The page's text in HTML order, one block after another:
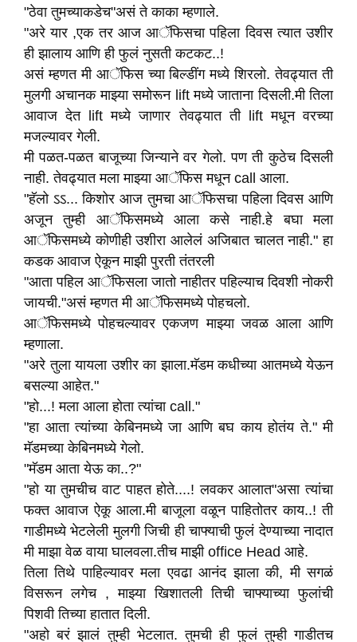
"ठेवा तुमच्याकडेच"असं ते काका म्हणाले.
"अरे यार ,एक तर आज आॅफिसचा पहिला दिवस त्यात उशीर
ही झालाय आणि ही फुलं नुसती कटकट..!
असं म्हणत मी आॅफिस च्या बिल्डींग मध्ये शिरलो. तेवढ्यात ती
मुलगी अचानक माझ्या समोरून lift मध्ये जाताना दिसली.मी तिला
आवाज देत lift मध्ये जाणार तेवढ्यात ती lift मधून वरच्या
मजल्यावर गेली.
मी पळत-पळत बाजूच्या जिन्याने वर गेलो. पण ती कुठेच दिसली
नाही. तेवढ्यात मला माझ्या आॅफिस मधून call आला.
"हॅलो ऽऽ... किशोर आज तुमचा आॅफिसचा पहिला दिवस आणि
अजून तुम्ही आॅफिसमध्ये आला कसे नाही.हे बघा मला
आॅफिसमध्ये कोणीही उशीरा आलेलं अजिबात चालत नाही." हा
कडक आवाज ऐकून माझी पुरती तंतरली
"आता पहिल आॅफिसला जातो नाहीतर पहिल्याच दिवशी नोकरी
जायची."असं म्हणत मी आॅफिसमध्ये पोहचलो.
आॅफिसमध्ये पोहचल्यावर एकजण माझ्या जवळ आला आणि
म्हणाला.
"अरे तुला यायला उशीर का झाला.मॅडम कधीच्या आतमध्ये येऊन
बसल्या आहेत."
"हो...! मला आला होता त्यांचा call."
"हा आता त्यांच्या केबिनमध्ये जा आणि बघ काय होतंय ते." मी
मॅडमच्या केबिनमध्ये गेलो.
"मॅडम आता येऊ का..?"
"हो या तुमचीच वाट पाहत होते....! लवकर आलात"असा त्यांचा
फक्त आवाज ऐकू आला.मी बाजूला वळून पाहितोतर काय..! ती
गाडीमध्ये भेटलेली मुलगी जिची ही चाफ्याची फुलं देण्याच्या नादात
मी माझा वेळ वाया घालवला.तीच माझी office Head आहे.
तिला तिथे पाहिल्यावर मला एवढा आनंद झाला की, मी सगळं
विसरून लगेच , माझ्या खिशातली तिची चाफ्याच्या फुलांची
पिशवी तिच्या हातात दिली.
"अहो बरं झालं तुम्ही भेटलात.‌ तुमची ही फुलं तुम्ही गाडीतच